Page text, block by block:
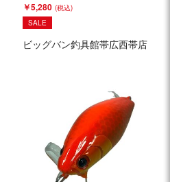
￥5,280
SALE
ビッグバン釣具館帯広西帯店